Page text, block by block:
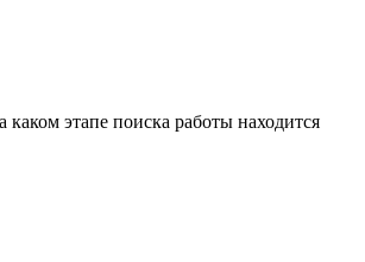
этапе поиска работы находится